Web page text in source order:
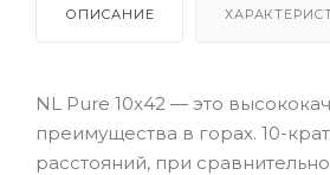
ОПИСАНИЕ
NL Pure 10x42 — это
преимущества в горах. 10-
расстояний, при